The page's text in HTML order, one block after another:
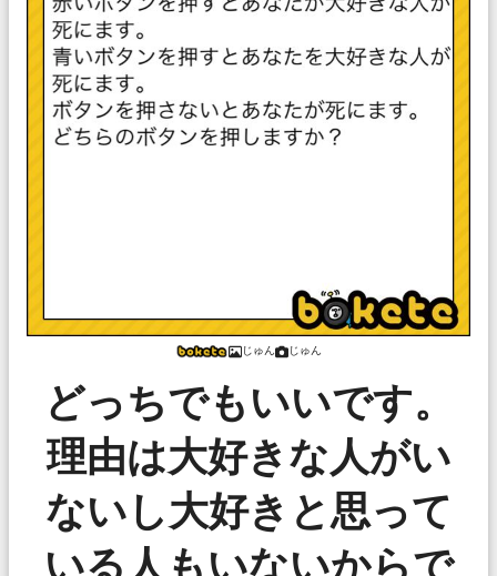
じゅん じゅん
どっちでもいいです。
理由は大好きな人がい
ないし大好きと思って
いる人もいないからで